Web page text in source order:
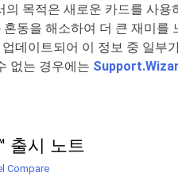
의 목적은 새로운 카드를 사
동을 해소하여 더 큰 재미를
데이트되어 이 정보 중 일부
없는 경우에는
출시 노트
Compare